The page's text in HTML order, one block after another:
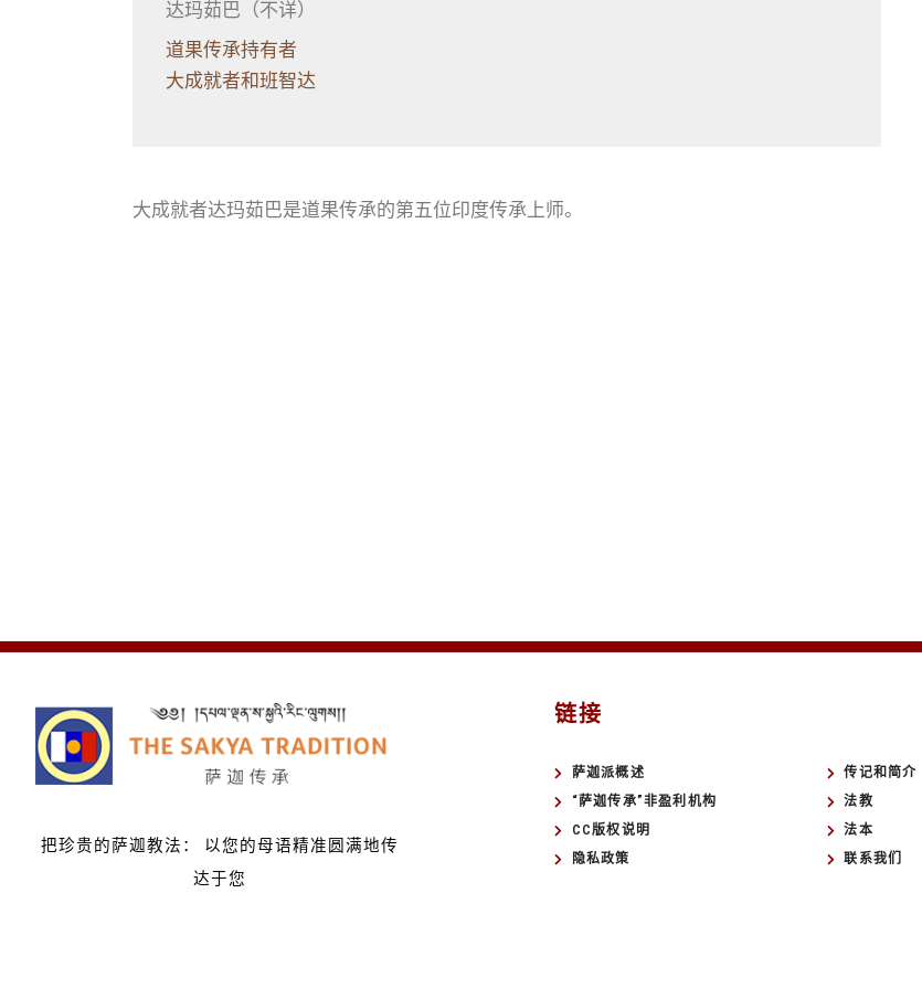
达玛茹巴（不详）
道果传承持有者
大成就者和班智达
大成就者达玛茹巴是道果传承的第五位印度传承上师。
把珍贵的萨迦教法：
以您的母语精准圆满地传
达于您
链接
萨迦派概述
“萨迦传承”非盈利机构
CC版权说明
隐私政策
传记和简介
法教
法本
联系我们